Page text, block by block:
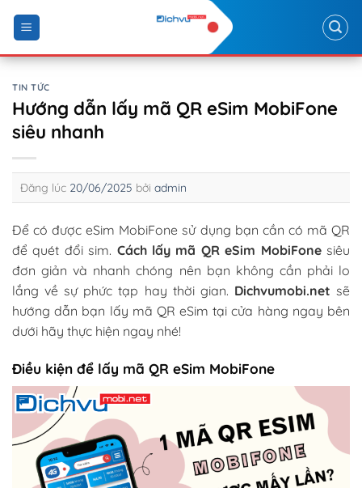
content
TIN TỨC
Hướng dẫn lấy mã QR eSim MobiFone
siêu nhanh
Đăng lúc 20/06/2025 bởi admin
Để có được eSim MobiFone sử dụng bạn cần có mã QR
để quét đổi sim. Cách lấy mã QR eSim MobiFonesiêu
đơn giản và nhanh chóng nên bạn không cần phải lo
lắng về sự phức tạp hay thời gian. Dichvumobi.net sẽ
hướng dẫn bạn lấy mã QR eSim tại cửa hàng ngay bên
dưới hãy thực hiện ngay nhé!
Điều kiện để lấy mã QR eSim MobiFone